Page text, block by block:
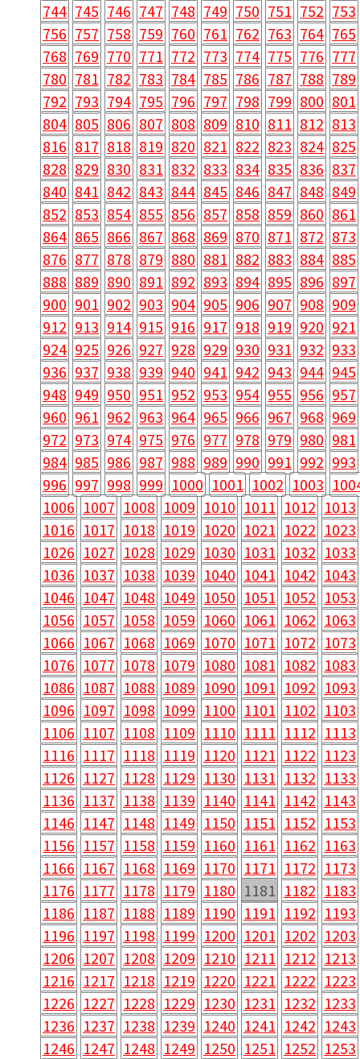
744 745 746 747 748 749 750 751 752 753
756 757 758 759 760 761 762 763 764 765
768 769 770 771 772 773 774 775 776 777
780 781 782 783 784 785 786 787 788 789
792 793 794 795 796 797 798 799 800 801
804 805 806 807 808 809 810 811 812 813
816 817 818 819 820 821 822 823 824 825
828 829 830 831 832 833 834 835 836 837
840 841 842 843 844 845 846 847 848 849
852 853 854 855 856 857 858 859 860 861
864 865 866 867 868 869 870 871 872 873
876 877 878 879 880 881 882 883 884 885
888 889 890 891 892 893 894 895 896 897
900 901 902 903 904 905 906 907 908 909
912 913 914 915 916 917 918 919 920 921
924 925 926 927 928 929 930 931 932 933
936 937 938 939 940 941 942 943 944 945
948 949 950 951 952 953 954 955 956 957
960 961 962 963 964 965 966 967 968 969
972 973 974 975 976 977 978 979 980 981
984 985 986 987 988 989 990 991 992 993
996 997 998 999 1000 1001 1002 1003
1006 1007 1008 1009 1010 1011 1012 1013
1016 1017 1018 1019 1020 1021 1022 1023
1026 1027 1028 1029 1030 1031 1032 1033
1036 1037 1038 1039 1040 1041 1042 1043
1046 1047 1048 1049 1050 1051 1052 1053
1056 1057 1058 1059 1060 1061 1062 1063
1066 1067 1068 1069 1070 1071 1072 1073
1076 1077 1078 1079 1080 1081 1082 1083
1086 1087 1088 1089 1090 1091 1092 1093
1096 1097 1098 1099 1100 1101 1102 1103
1106 1107 1108 1109 1110 1111 1112 1113
1116 1117 1118 1119 1120 1121 1122 1123
1126 1127 1128 1129 1130 1131 1132 1133
1136 1137 1138 1139 1140 1141 1142 1143
1146 1147 1148 1149 1150 1151 1152 1153
1156 1157 1158 1159 1160 1161 1162 1163
1166 1167 1168 1169 1170 1171 1172 1173
1176 1177 1178 1179 1180 1181 1182 1183
1186 1187 1188 1189 1190 1191 1192 1193
1196 1197 1198 1199 1200 1201 1202 1203
1206 1207 1208 1209 1210 1211 1212 1213
1216 1217 1218 1219 1220 1221 1222 1223
1226 1227 1228 1229 1230 1231 1232 1233
1236 1237 1238 1239 1240 1241 1242 1243
1246 1247 1248 1249 1250 1251 1252 1253